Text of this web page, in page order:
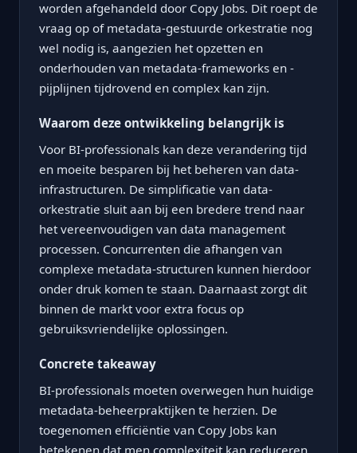
worden afgehandeld door Copy Jobs. Dit roept de
vraag op of metadata-gestuurde orkestratie nog
wel nodig is, aangezien het opzetten en
onderhouden van metadata-frameworks en -
pijplijnen tijdrovend en complex kan zijn.
Waarom deze ontwikkeling belangrijk is
Voor BI-professionals kan deze verandering tijd
en moeite besparen bij het beheren van data-
infrastructuren. De simplificatie van data-
orkestratie sluit aan bij een bredere trend naar
het vereenvoudigen van data management
processen. Concurrenten die afhangen van
complexe metadata-structuren kunnen hierdoor
onder druk komen te staan. Daarnaast zorgt dit
binnen de markt voor extra focus op
gebruiksvriendelijke oplossingen.
Concrete takeaway
BI-professionals moeten overwegen hun huidige
metadata-beheerpraktijken te herzien. De
toegenomen efficiëntie van Copy Jobs kan